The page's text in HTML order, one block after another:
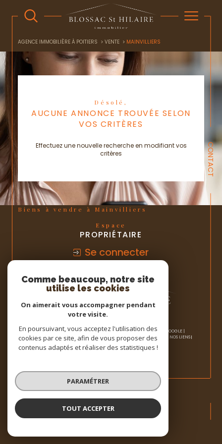
CONTACT
AGENCE IMMOBILIÈRE À POITIERS VENTE MAINVILLIERS
Désolé,
AUCUNE ANNONCE TROUVÉE SELON
VOS CRITÈRES
Effectuez une nouvelle recherche en modifiant vos
critères
Biens à vendre à Mainvilliers
Espace
PROPRIÉTAIRE
Se connecter
© 2026 | TOUS DROITS RÉSERVÉS | TRADUCTION POWERED BY GOOGLE |
NOS HONORAIRES
PLAN DU SITE MENTIONS LÉGALES ADMIN
NOS LIENS
POLITIQUE RGPD
COOKIES
Comme beaucoup, notre site
utilise les cookies
On aimerait vous accompagner pendant
votre visite.
En poursuivant, vous acceptez l'utilisation des
cookies par ce site, afin de vous proposer des
contenus adaptés et réaliser des statistiques !
PARAMÉTRER
TOUT ACCEPTER